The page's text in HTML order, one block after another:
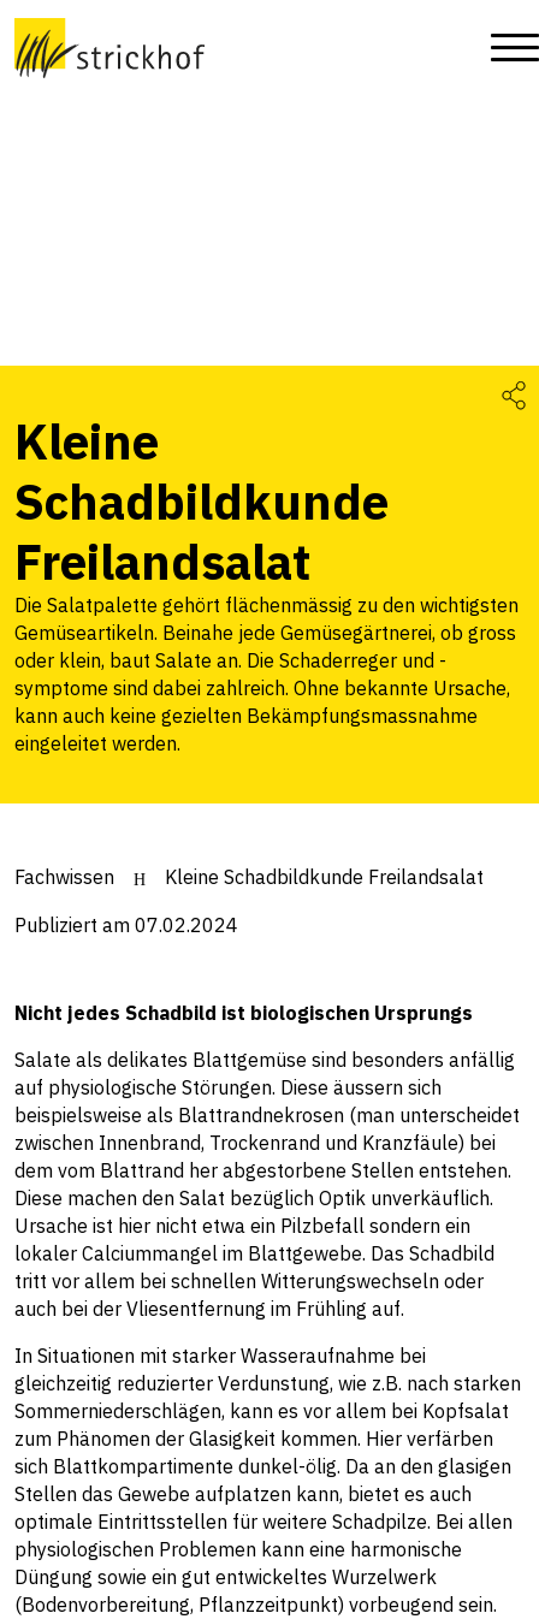
Kleine
Schadbildkunde
Freilandsalat
Die Salatpalette gehört flächenmässig zu den wichtigsten
Gemüseartikeln. Beinahe jede Gemüsegärtnerei, ob gross
oder klein, baut Salate an. Die Schaderreger und -
symptome sind dabei zahlreich. Ohne bekannte Ursache,
kann auch keine gezielten Bekämpfungsmassnahme
eingeleitet werden.
Fachwissen Kleine Schadbildkunde Freilandsalat
Publiziert am 07.02.2024
Nicht jedes Schadbild ist biologischen Ursprungs
Salate als delikates Blattgemüse sind besonders anfällig
auf physiologische Störungen. Diese äussern sich
beispielsweise als Blattrandnekrosen (man unterscheidet
zwischen Innenbrand, Trockenrand und Kranzfäule) bei
dem vom Blattrand her abgestorbene Stellen entstehen.
Diese machen den Salat bezüglich Optik unverkäuflich.
Ursache ist hier nicht etwa ein Pilzbefall sondern ein
lokaler Calciummangel im Blattgewebe. Das Schadbild
tritt vor allem bei schnellen Witterungswechseln oder
auch bei der Vliesentfernung im Frühling auf.
In Situationen mit starker Wasseraufnahme bei
gleichzeitig reduzierter Verdunstung, wie z.B. nach starken
Sommerniederschlägen, kann es vor allem bei Kopfsalat
zum Phänomen der Glasigkeit kommen. Hier verfärben
sich Blattkompartimente dunkel-ölig. Da an den glasigen
Stellen das Gewebe aufplatzen kann, bietet es auch
optimale Eintrittsstellen für weitere Schadpilze. Bei allen
physiologischen Problemen kann eine harmonische
Düngung sowie ein gut entwickeltes Wurzelwerk
(Bodenvorbereitung, Pflanzzeitpunkt) vorbeugend sein.